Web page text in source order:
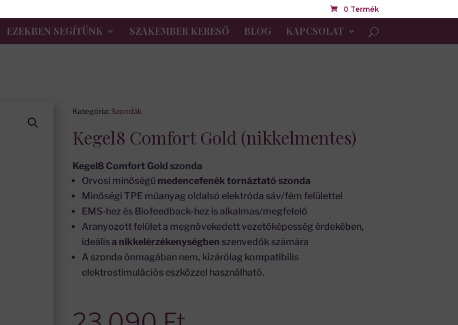
0 Termék
EZEKBEN SEGÍTÜNK SZAKEMBER KERESŐ BLOG KAPCSOLAT
Kategória: Szondák
Kegel8 Comfort Gold (nikkelmentes)
Kegel8 Comfort Gold szonda
Orvosi minőségű medencefenék tornáztató szonda
Minőségi TPE műanyag oldalsó elektróda sáv/fém felülettel
EMS-hez és Biofeedback-hez is alkalmas/megfelelő
Aranyozott felület a megnövekedett vezetőképesség érdekében,
ideálisa nikkelérzékenységben szenvedők számára
A szonda önmagában nem, kizárólag kompatibilis
elektrostimulációs eszközzel használható.